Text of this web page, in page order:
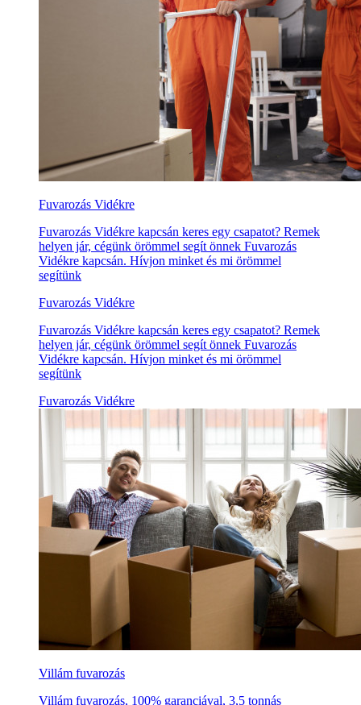
Fuvarozás Vidékre
Fuvarozás Vidékre kapcsán keres egy csapatot? Remek
helyen jár, cégünk örömmel segít önnek Fuvarozás
Vidékre kapcsán. Hívjon minket és mi örömmel
segítünk
Fuvarozás Vidékre
Fuvarozás Vidékre kapcsán keres egy csapatot? Remek
helyen jár, cégünk örömmel segít önnek Fuvarozás
Vidékre kapcsán. Hívjon minket és mi örömmel
segítünk
Fuvarozás Vidékre
Villám fuvarozás
Villám fuvarozás, 100% garanciával, 3,5 tonnás